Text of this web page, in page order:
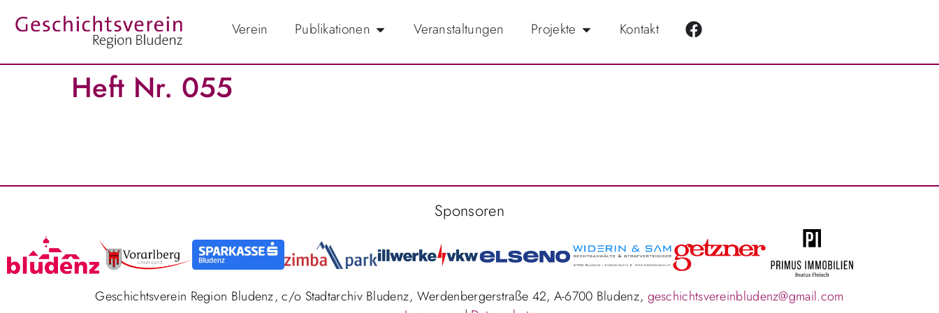
Verein Publikationen Veranstaltungen Projekte Kontakt
Heft Nr. 055
Sponsoren
Geschichtsverein Region Bludenz, c/o Stadtarchiv Bludenz, Werdenbergerstraße 42, A-6700 Bludenz, geschichtsvereinbludenz@gmail.com